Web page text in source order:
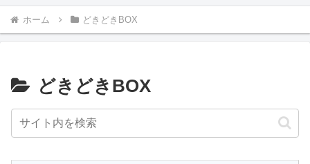
ホーム どきどきBOX
どきどきBOX